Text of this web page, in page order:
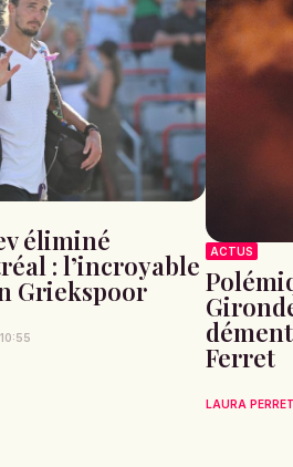
éliminé
: l’incroyable
Griekspoor
10:55
ACTUS
Ferret
LAURA